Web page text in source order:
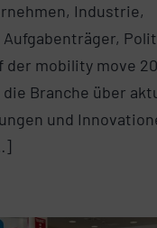
Industrie,
der mobility move
Branche über
und